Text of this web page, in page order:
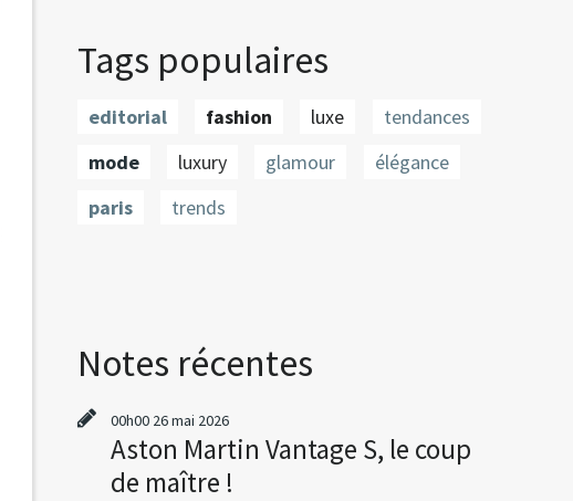
Tags populaires
editorial fashion luxe
tendances
mode
luxury glamour
élégance
paris
trends
Notes récentes
00h00 26mai 2026
Aston Martin Vantage S, le coup
de maître !